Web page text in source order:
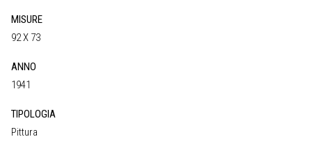
MISURE
92 X 73
ANNO
1941
TIPOLOGIA
Pittura